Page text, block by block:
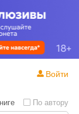
По автору
Войти